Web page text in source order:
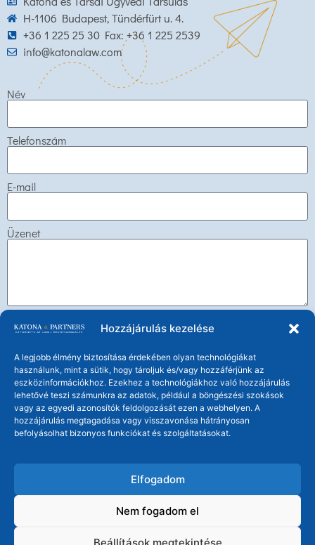
Hozzájárulás kezelése
A legjobb élmény biztosítása érdekében olyan technológiákat
használunk, mint a sütik, hogy tároljuk és/vagy hozzáférjünk az
eszközinformációkhoz. Ezekhez a technológiákhoz való hozzájárulás
lehetővé teszi számunkra az adatok, például a böngészési szokások
vagy az egyedi azonosítók feldolgozását ezen a webhelyen. A
hozzájárulás megtagadása vagy visszavonása hátrányosan
befolyásolhat bizonyos funkciókat és szolgáltatásokat.
Elfogadom
Nem fogadom el
Beállítások megtekintése
H-1106 Budapest, Tündérfürt u. 4.
+36 1 225 25 30 Fax: +36 1 225 2539
info@katonalaw.com
Név
Telefonszám
E-mail
Üzenet
Küldés
Katona és Társai Ügyvédi Társulás
H-1106 Budapest, Tündérfürt u. 4.
© KATONA & PARTNERS – Katona és Társai Ügyvédi Társulás
– Minden jog fenntartva!